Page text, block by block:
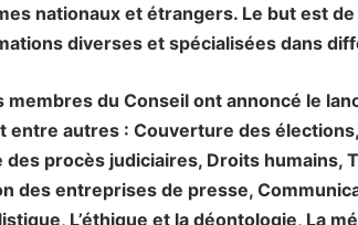
nationaux et étrangers. Le but est
diverses et spécialisées dans
membres du Conseil ont annoncé le
entre autres : Couverture des
procès judiciaires, Droits humains,
des entreprises de presse,
L’éthique et la déontologie, La